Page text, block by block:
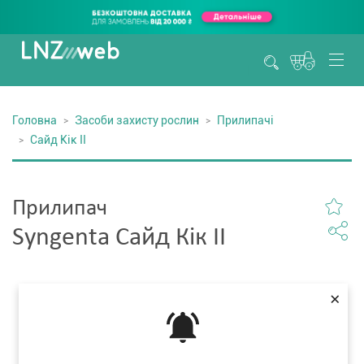
×
Головна Засоби захисту рослин
Прилипачі
Сайд Кік II
Прилипач
Syngenta Сайд Кік II